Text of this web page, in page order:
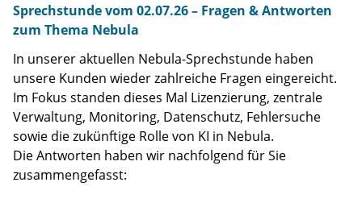
Sprechstunde vom 02.07.26 – Fragen & Antworten
zum Thema Nebula
In unserer aktuellen Nebula-Sprechstunde haben
unsere Kunden wieder zahlreiche Fragen eingereicht.
Im Fokus standen dieses Mal Lizenzierung, zentrale
Verwaltung, Monitoring, Datenschutz, Fehlersuche
sowie die zukünftige Rolle von KI in Nebula.
Die Antworten haben wir nachfolgend für Sie
zusammengefasst: